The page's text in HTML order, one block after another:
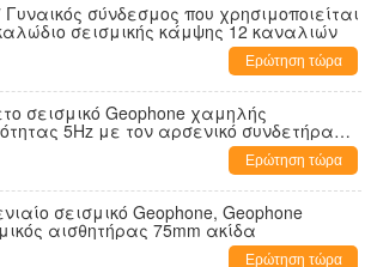
Γυναικός σύνδεσμος που χρησιμοποιείται
σεισμικής κάμψης 12 καναλιών
Ερώτηση τώρα
σεισμικό Geophone χαμηλής
5Hz με τον αρσενικό συνδετήρα
Ερώτηση τώρα
σεισμικό Geophone, Geophone
αισθητήρας 75mm ακίδα
Ερώτηση τώρα